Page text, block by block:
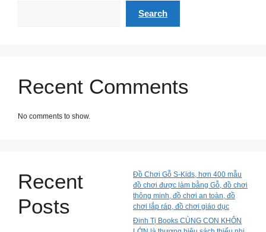
Search
Recent Comments
No comments to show.
Recent
Posts
Đồ Chơi Gỗ S-Kids, hơn 400 mẫu
đồ chơi được làm bằng Gỗ, đồ chơi
thông minh, đồ chơi an toàn, đồ
chơi lắp ráp, đồ chơi giáo dục
Đinh Tị Books CÙNG CON KHÔN